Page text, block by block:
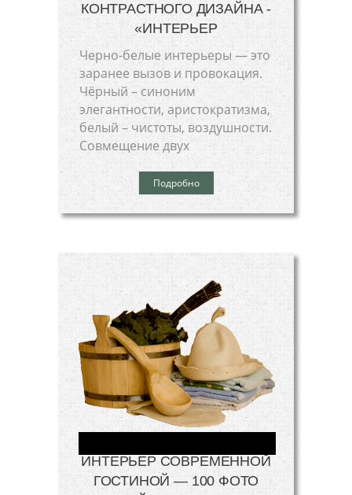
КОНТРАСТНОГО ДИЗАЙНА -
«ИНТЕРЬЕР
Черно-белые интерьеры — это
заранее вызов и провокация.
Чёрный – синоним
элегантности, аристократизма,
белый – чистоты, воздушности.
Совмещение двух
Подробно
ИНТЕРЬЕР СОВРЕМЕННОЙ
ГОСТИНОЙ — 100 ФОТО